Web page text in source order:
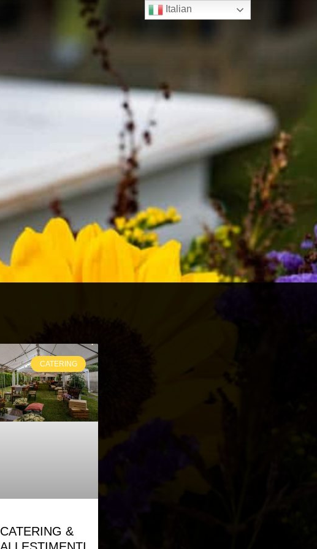
CATERING
CATERING &
ALLESTIMENTI
Italian